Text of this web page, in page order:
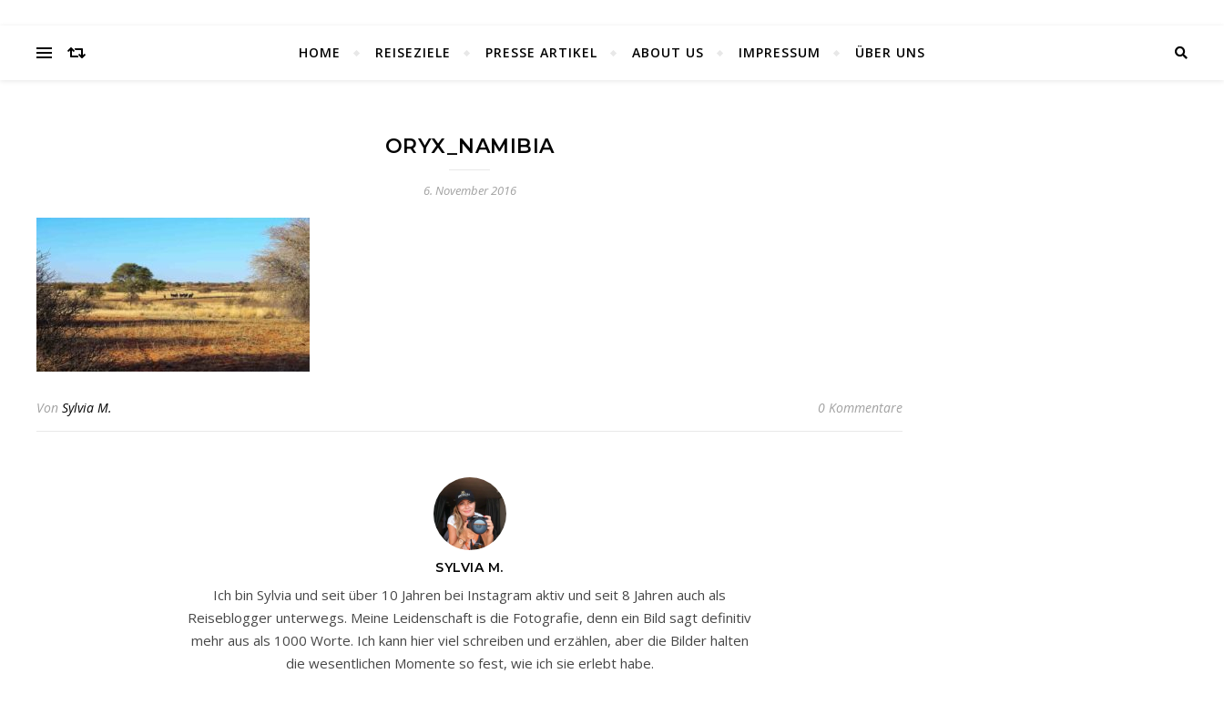
HOME REISEZIELE PRESSE ARTIKEL ABOUT US IMPRESSUM ÜBER UNS
ORYX_NAMIBIA
6. November 2016
Von Sylvia M. 0 Kommentare
SYLVIA M.
Ich bin Sylvia und seit über 10 Jahren bei Instagram aktiv und seit 8 Jahren auch als
Reiseblogger unterwegs. Meine Leidenschaft is die Fotografie, denn ein Bild sagt definitiv
mehr aus als 1000 Worte. Ich kann hier viel schreiben und erzählen, aber die Bilder halten
die wesentlichen Momente so fest, wie ich sie erlebt habe.